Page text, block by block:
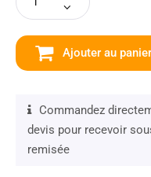
Ajouter au panier
Commandez
devis pour recevoir
remisée